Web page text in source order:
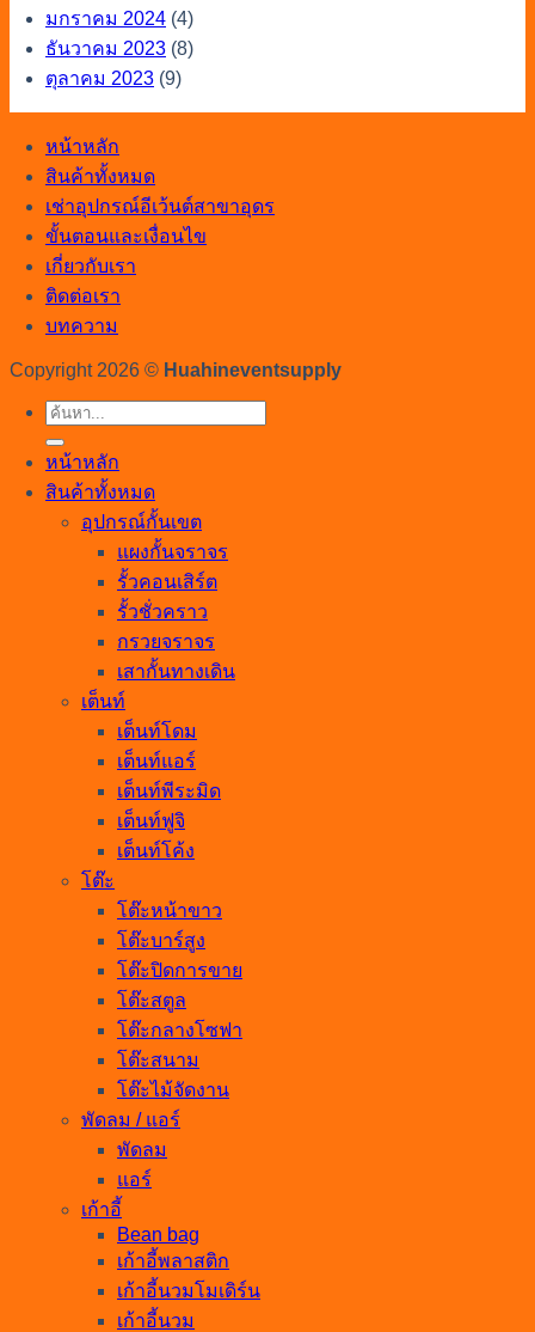
มกราคม 2024 (4)
ธันวาคม 2023 (8)
ตุลาคม 2023 (9)
หน้าหลัก
สินค้าทั้งหมด
เช่าอุปกรณ์อีเว้นต์สาขาอุดร
ขั้นตอนและเงื่อนไข
เกี่ยวกับเรา
ติดต่อเรา
บทความ
Copyright 2026 © Huahineventsupply
ค้นหา:
หน้าหลัก
สินค้าทั้งหมด
อุปกรณ์กั้นเขต
แผงกั้นจราจร
รั้วคอนเสิร์ต
รั้วชั่วคราว
กรวยจราจร
เสากั้นทางเดิน
เต็นท์
เต็นท์โดม
เต็นท์แอร์
เต็นท์พีระมิด
เต็นท์ฟูจิ
เต็นท์โค้ง
โต๊ะ
โต๊ะหน้าขาว
โต๊ะบาร์สูง
โต๊ะปิดการขาย
โต๊ะสตูล
โต๊ะกลางโซฟา
โต๊ะสนาม
โต๊ะไม้จัดงาน
พัดลม / แอร์
พัดลม
แอร์
เก้าอี้
Bean bag
เก้าอี้พลาสติก
เก้าอี้นวมโมเดิร์น
เก้าอี้นวม